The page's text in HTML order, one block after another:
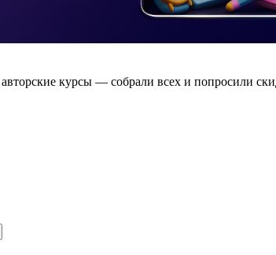
курсы — собрали всех и попросили